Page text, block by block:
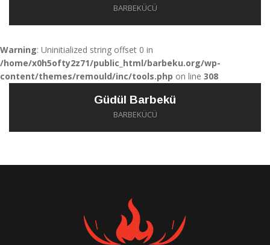
BARBEKÜCÜ
Warning: Uninitialized string offset 0 in
/home/x0h5ofty2z71/public_html/barbeku.org/wp-
content/themes/remould/inc/tools.php on line 308
Güdül Barbekü
BARBEKÜCÜ